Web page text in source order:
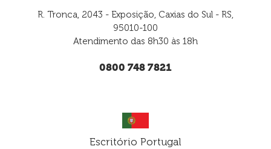
R. Tronca, 2043 - Exposição, Caxias do Sul - RS,
95010-100
Atendimento das 8h30 às 18h
0800 748 7821
Escritório Portugal